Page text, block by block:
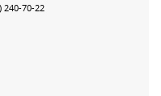
240-70-22